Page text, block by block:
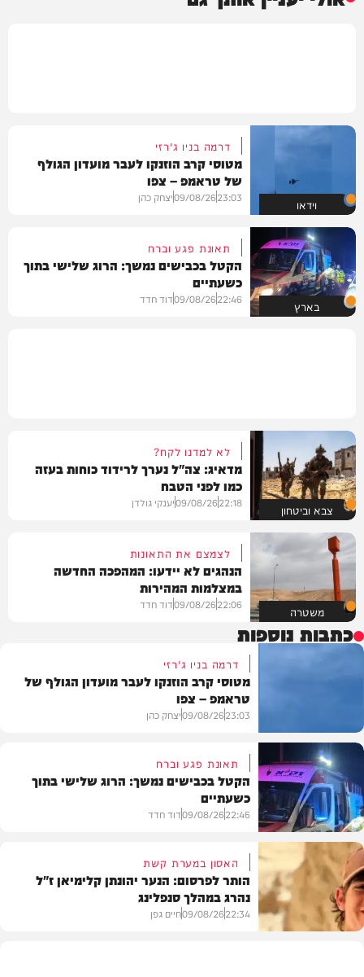
וידאו
דרמה בניו ג'רזי
מטוסי קרב הוזנקו לעבר מועדון הגולף
של טראמפ – צפו
23:03
09/08/26יצחק כהן
בארץ
תאונת פגע וברח
הקטל בכבישים נמשך: הרוג שלישי בתוך
כשעתיים
22:46
09/08/26דוד חדד
צבא וביטחון
לא למדנו לקח?
מדאיג: צה"ל נערך לרידוד כוחות בעזה
כמו לפני הטבח
22:18
09/08/26יענקי גולדן
משטרה
לצמצם את התאונות
הנהגים לא יידעו: המהפכה החדשה
במצלמות המהירות
22:06
09/08/26דוד חדד
כתבות נוספות
וידאו
דרמה בניו ג'רזי
מטוסי קרב הוזנקו לעבר מועדון הגולף של
טראמפ – צפו
23:03
09/08/26יצחק כהן
תאונת פגע וברח
הקטל בכבישים נמשך: הרוג שלישי בתוך
כשעתיים
22:46
09/08/26דוד חדד
האסון במערת קשת
הותר לפרסום: הנער יהונתן קלימיאן ז"ל
נהרג במהלך סנפלינג
22:34
09/08/26חיים גפן